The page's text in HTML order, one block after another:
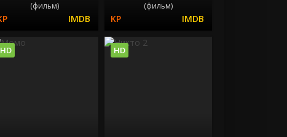
(фильм) (фильм)
HD HD